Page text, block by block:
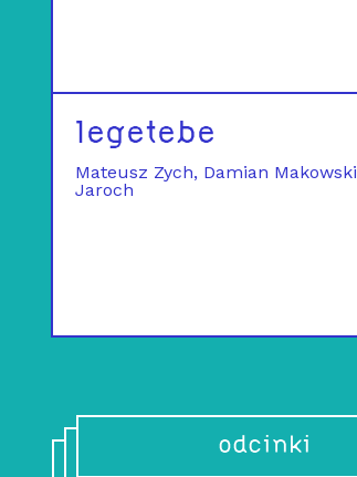
legetebe
Mateusz Zych Damian Makowski
Jaroch
odcinki